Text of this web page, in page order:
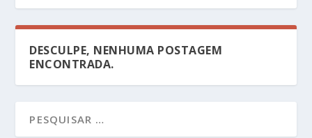
DESCULPE, NENHUMA POSTAGEM
ENCONTRADA.